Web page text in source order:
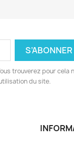
trouverez pour cela
du site.